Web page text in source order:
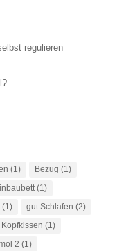
regulieren
(1) Bezug (1)
(1)
(1) gut Schlafen (2)
Kopfkissen (1)
2 (1)